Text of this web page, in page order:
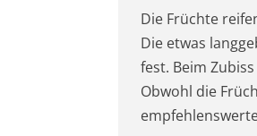
Die Früchte
Die etwas
fest. Beim
Obwohl die